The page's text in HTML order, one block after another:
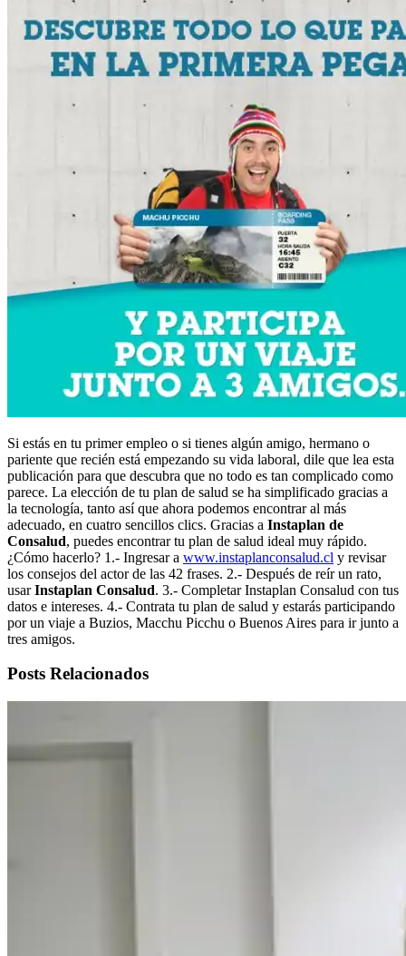
Si estás en tu primer empleo o si tienes algún amigo, hermano o
pariente que recién está empezando su vida laboral, dile que lea esta
publicación para que descubra que no todo es tan complicado como
parece. La elección de tu plan de salud se ha simplificado gracias a
la tecnología, tanto así que ahora podemos encontrar al más
adecuado, en cuatro sencillos clics. Gracias a Instaplan de
Consalud, puedes encontrar tu plan de salud ideal muy rápido.
¿Cómo hacerlo? 1.- Ingresar a www.instaplanconsalud.cl y revisar
los consejos del actor de las 42 frases. 2.- Después de reír un rato,
usarInstaplan Consalud. 3.- Completar Instaplan Consalud con tus
datos e intereses. 4.- Contrata tu plan de salud y estarás participando
por un viaje a Buzios, Macchu Picchu o Buenos Aires para ir junto a
tres amigos.
Posts Relacionados